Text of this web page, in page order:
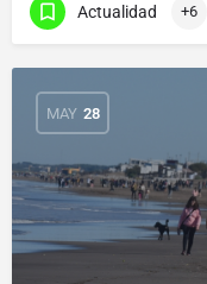
Actualidad +6
MAY 28